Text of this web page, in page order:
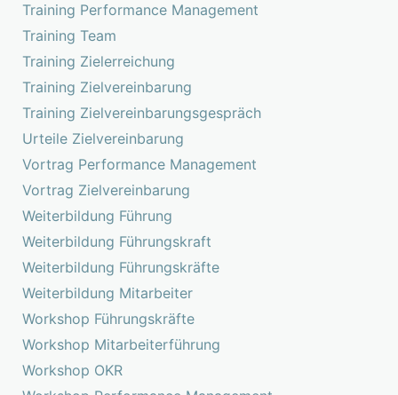
Training Performance Management
Training Team
Training Zielerreichung
Training Zielvereinbarung
Training Zielvereinbarungsgespräch
Urteile Zielvereinbarung
Vortrag Performance Management
Vortrag Zielvereinbarung
Weiterbildung Führung
Weiterbildung Führungskraft
Weiterbildung Führungskräfte
Weiterbildung Mitarbeiter
Workshop Führungskräfte
Workshop Mitarbeiterführung
Workshop OKR